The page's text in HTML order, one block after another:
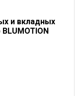
и вкладных